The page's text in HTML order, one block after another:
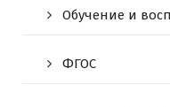
Обучение и
ФГОС